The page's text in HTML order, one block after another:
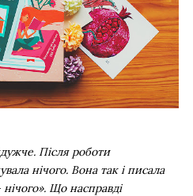
Після роботи
нічого. Вона так і писала
Що насправді